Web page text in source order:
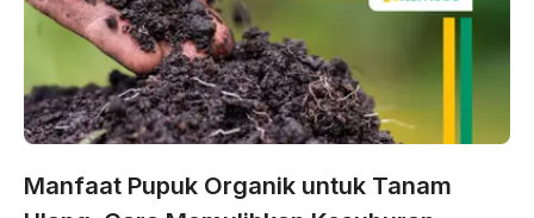
Manfaat Pupuk Organik untuk Tanam